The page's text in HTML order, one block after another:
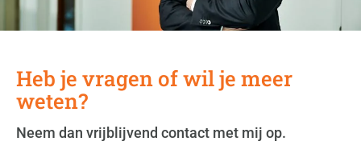
Heb je vragen of wil je meer
weten?
Neem dan vrijblijvend contact met mij op.